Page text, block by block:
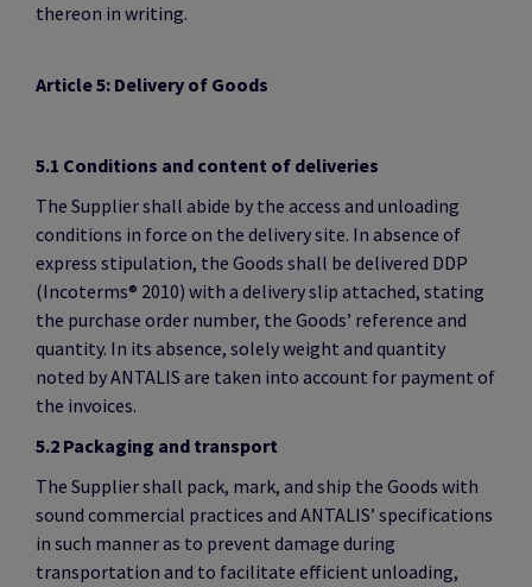
thereon in writing.
Article 5: Delivery of Goods
5.1 Conditions and content of deliveries
The Supplier shall abide by the access and unloading
conditions in force on the delivery site. In absence of
express stipulation, the Goods shall be delivered DDP
(Incoterms® 2010) with a delivery slip attached, stating
the purchase order number, the Goods’ reference and
quantity. In its absence, solely weight and quantity
noted by ANTALIS are taken into account for payment of
the invoices.
5.2 Packaging and transport
The Supplier shall pack, mark, and ship the Goods with
sound commercial practices and ANTALIS’ specifications
in such manner as to prevent damage during
transportation and to facilitate efficient unloading,